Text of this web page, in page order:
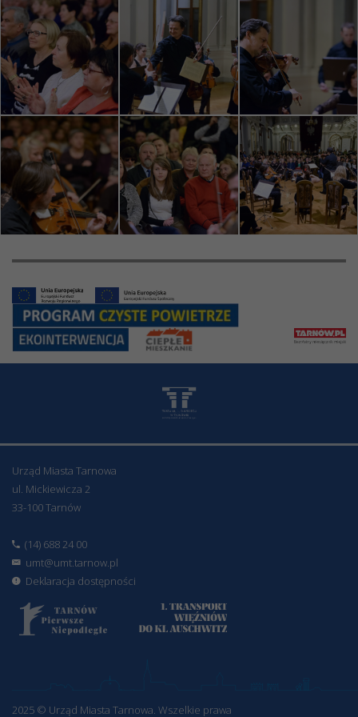
Urząd Miasta Tarnowa
ul. Mickiewicza 2
33-100 Tarnów
(14) 688 24 00
umt@umt.tarnow.pl
Deklaracja dostępności
2025 © Urząd Miasta Tarnowa. Wszelkie prawa